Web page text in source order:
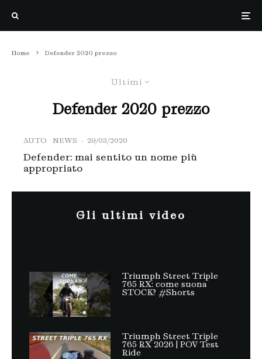
Home Defender 2020 prezzo
Ultimi
Defender 2020 prezzo
AUTO NEWS · 29/03/2020
Defender: mai sentito un nome più
appropriato
Gli ultimi video
Triumph Street Triple
765 RX: come suona
STOCK? #Shorts
Triumph Street Triple
765 RX 2026 | POV Test
Ride